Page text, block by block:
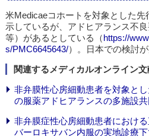
米Medicaeコホートを対象とした
示しているが、アドヒアランス不
等）があるとしている（https://
s/PMC6645643/）。日本での検討が
関連するメディカルオンライン文
非弁膜性心房細動患者を対象と
の服薬アドヒアランスの多施設
非弁膜症性心房細動患者におけ
バーロキサバン内服の実地診療